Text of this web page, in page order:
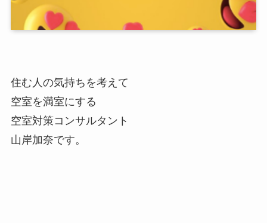
住む人の気持ちを考えて
空室を満室にする
空室対策コンサルタント
山岸加奈です。